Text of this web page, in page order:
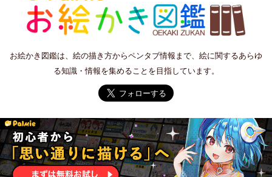
お絵かき図鑑は、絵の描き方からペンタブ情報まで、絵に関するあらゆ
る知識・情報を集めることを目指しています。